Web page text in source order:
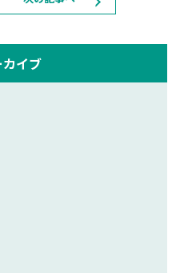
イブ